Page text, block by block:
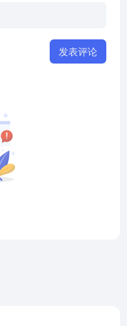
发表评论